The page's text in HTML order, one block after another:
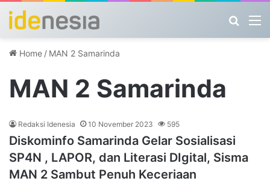
Home / MAN 2 Samarinda
MAN 2 Samarinda
Redaksi Idenesia 10 November 2023 595
Diskominfo Samarinda Gelar Sosialisasi
SP4N , LAPOR, dan Literasi DIgital, Sisma
MAN 2 Sambut Penuh Keceriaan